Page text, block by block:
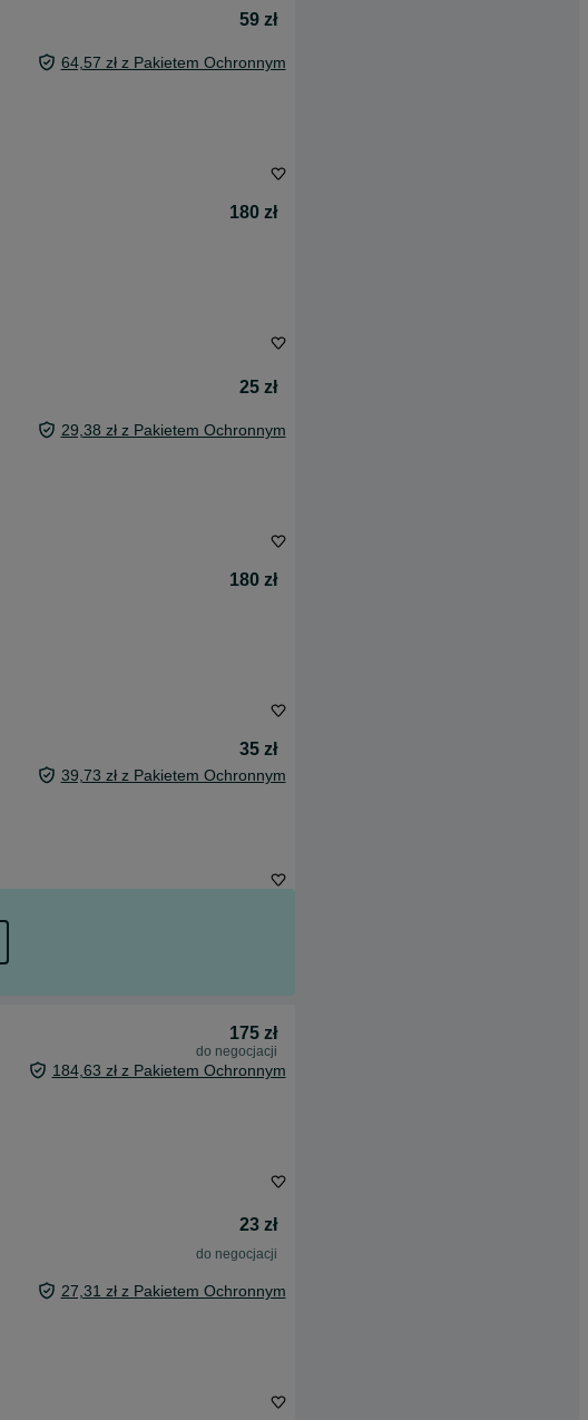
59 zł
64,57 zł z Pakietem Ochronnym
180 zł
25 zł
29,38 zł z Pakietem Ochronnym
180 zł
35 zł
39,73 zł z Pakietem Ochronnym
175 zł
do negocjacji
184,63 zł z Pakietem Ochronnym
23 zł
do negocjacji
27,31 zł z Pakietem Ochronnym